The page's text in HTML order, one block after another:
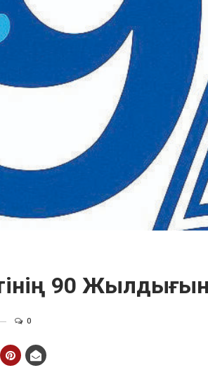
90
0